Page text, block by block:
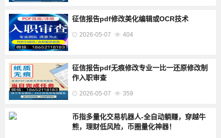
征信报告pdf修改美化编辑或OCR技术
2026-05-07 404
征信报告pdf无痕修改专业一比一还原修改制
作入职审查
2026-05-07 359
币指多量化交易机器人-全自动躺赚，穿越牛
熊，理财低风险，币圈量化神器！